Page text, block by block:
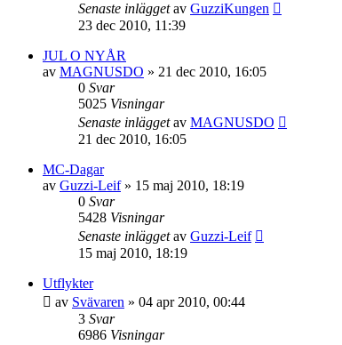
Senaste inläggetav GuzziKungen
23 dec 2010, 11:39
JUL O NYÅR
av MAGNUSDO » 21 dec 2010, 16:05
0 Svar
5025 Visningar
Senaste inläggetav MAGNUSDO
21 dec 2010, 16:05
MC-Dagar
av Guzzi-Leif» 15 maj 2010, 18:19
0 Svar
5428 Visningar
Senaste inläggetav Guzzi-Leif
15 maj 2010, 18:19
Utflykter
av Svävaren » 04 apr 2010, 00:44
3 Svar
6986 Visningar